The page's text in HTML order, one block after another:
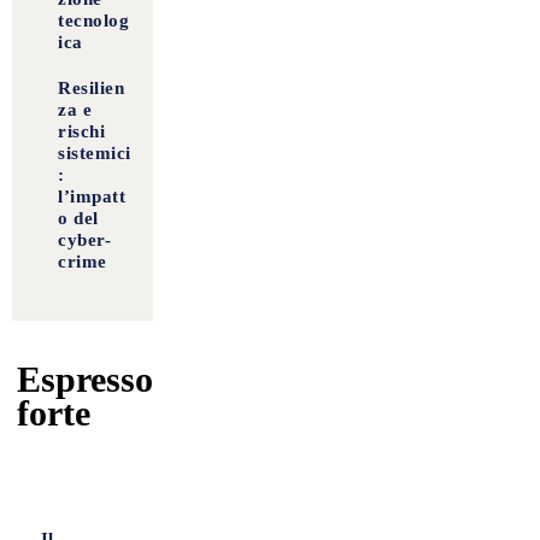
tecnolog
ica
Resilien
za e
rischi
sistemici
:
l’impatt
o del
cyber-
crime
Espresso
forte